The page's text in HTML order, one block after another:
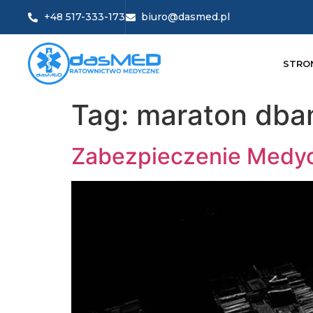
+48 517-333-173 biuro@dasmed.pl
Tag: maraton
Zabezpieczenie